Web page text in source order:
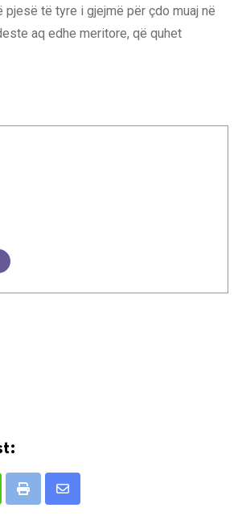
pjesë të tyre i gjejmë për çdo muaj në
aq edhe meritore, që quhet
Print
Share